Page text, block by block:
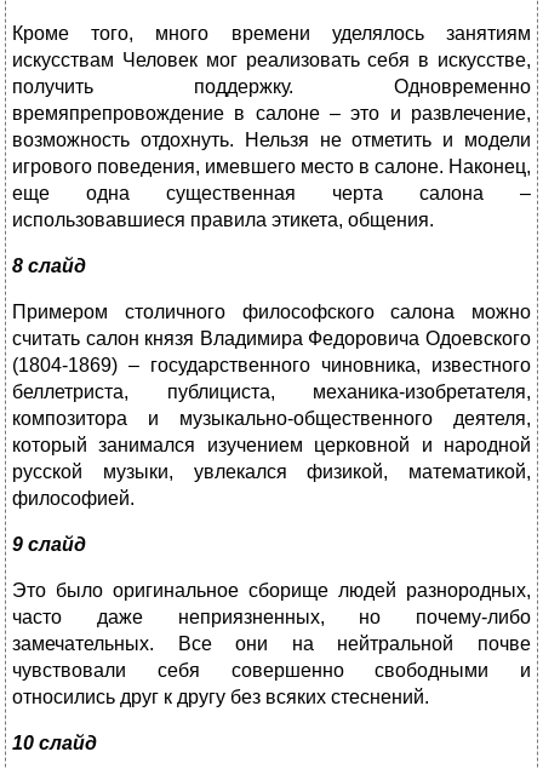
Кроме того, много времени уделялось занятиям
искусствам Человек мог реализовать себя в искусстве,
получить поддержку. Одновременно
времяпрепровождение в салоне – это и развлечение,
возможность отдохнуть. Нельзя не отметить и модели
игрового поведения, имевшего место в салоне. Наконец,
еще одна существенная черта салона –
использовавшиеся правила этикета, общения.
8 слайд
Примером столичного философского салона можно
считать салон князя Владимира Федоровича Одоевского
(1804-1869) – государственного чиновника, известного
беллетриста, публициста, механика-изобретателя,
композитора и музыкально-общественного деятеля,
который занимался изучением церковной и народной
русской музыки, увлекался физикой, математикой,
философией.
9 слайд
Это было оригинальное сборище людей разнородных,
часто даже неприязненных, но почему-либо
замечательных. Все они на нейтральной почве
чувствовали себя совершенно свободными и
относились друг к другу без всяких стеснений.
10 слайд